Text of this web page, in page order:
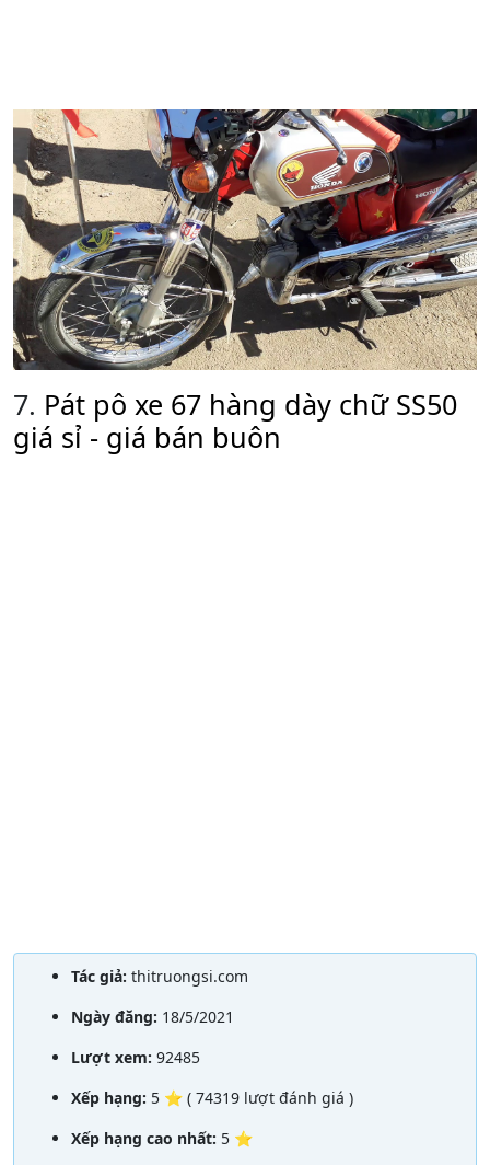
7. Pát pô xe 67 hàng dày chữ SS50
giá sỉ - giá bán buôn
Tác giả: thitruongsi.com
Ngày đăng: 18/5/2021
Lượt xem: 92485
Xếp hạng: 5 ⭐ ( 74319 lượt đánh giá )
Xếp hạng cao nhất: 5 ⭐